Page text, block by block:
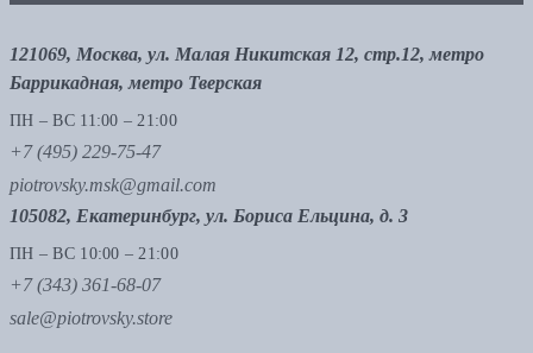
121069, Москва, ул. Малая Никитская 12, стр.12, метро
Баррикадная, метро Тверская
ПН – ВС 11:00 – 21:00
+7 (495) 229-75-47
piotrovsky.msk@gmail.com
105082, Екатеринбург, ул. Бориса Ельцина, д. 3
ПН – ВС 10:00 – 21:00
+7 (343) 361-68-07
sale@piotrovsky.store